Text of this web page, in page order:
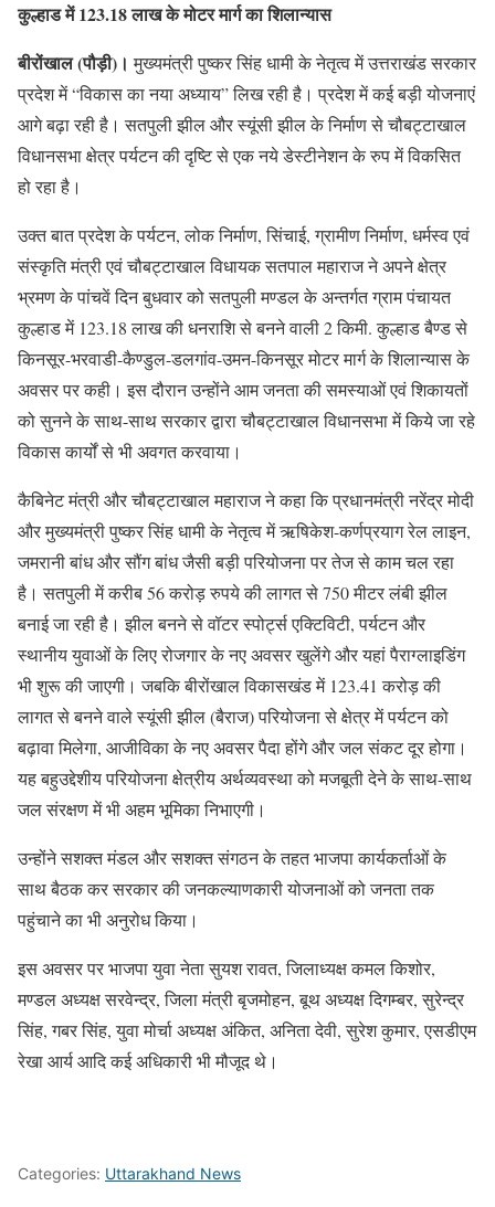
कुल्हाड में 123.18 लाख के मोटर मार्ग का शिलान्यास
बीरोंखाल (पौड़ी)। मुख्यमंत्री पुष्कर सिंह धामी के नेतृत्व में उत्तराखंड सरकार
प्रदेश में “विकास का नया अध्याय” लिख रही है। प्रदेश में कई बड़ी योजनाएं
आगे बढ़ा रही है। सतपुली झील और स्यूंसी झील के निर्माण से चौबट्टाखाल
विधानसभा क्षेत्र पर्यटन की दृष्टि से एक नये डेस्टीनेशन के रुप में विकसित
हो रहा है।
उक्त बात प्रदेश के पर्यटन, लोक निर्माण, सिंचाई, ग्रामीण निर्माण, धर्मस्व एवं
संस्कृति मंत्री एवं चौबट्टाखाल विधायक सतपाल महाराज ने अपने क्षेत्र
भ्रमण के पांचवें दिन बुधवार को सतपुली मण्डल के अन्तर्गत ग्राम पंचायत
कुल्हाड में 123.18 लाख की धनराशि से बनने वाली 2 किमी. कुल्हाड बैण्ड से
किनसूर-भरवाडी-कैण्डुल-डलगांव-उमन-किनसूर मोटर मार्ग के शिलान्यास के
अवसर पर कही। इस दौरान उन्होंने आम जनता की समस्याओं एवं शिकायतों
को सुनने के साथ-साथ सरकार द्वारा चौबट्टाखाल विधानसभा में किये जा रहे
विकास कार्यों से भी अवगत करवाया।
कैबिनेट मंत्री और चौबट्टाखाल महाराज ने कहा कि प्रधानमंत्री नरेंद्र मोदी
और मुख्यमंत्री पुष्कर सिंह धामी के नेतृत्व में ऋषिकेश-कर्णप्रयाग रेल लाइन,
जमरानी बांध और सौंग बांध जैसी बड़ी परियोजना पर तेज से काम चल रहा
है। सतपुली में करीब 56 करोड़ रुपये की लागत से 750 मीटर लंबी झील
बनाई जा रही है। झील बनने से वॉटर स्पोर्ट्स एक्टिविटी, पर्यटन और
स्थानीय युवाओं के लिए रोजगार के नए अवसर खुलेंगे और यहां पैराग्लाइडिंग
भी शुरू की जाएगी। जबकि बीरोंखाल विकासखंड में 123.41 करोड़ की
लागत से बनने वाले स्यूंसी झील (बैराज) परियोजना से क्षेत्र में पर्यटन को
बढ़ावा मिलेगा, आजीविका के नए अवसर पैदा होंगे और जल संकट दूर होगा।
यह बहुउद्देशीय परियोजना क्षेत्रीय अर्थव्यवस्था को मजबूती देने के साथ-साथ
जल संरक्षण में भी अहम भूमिका निभाएगी।
उन्होंने सशक्त मंडल और सशक्त संगठन के तहत भाजपा कार्यकर्ताओं के
साथ बैठक कर सरकार की जनकल्याणकारी योजनाओं को जनता तक
पहुंचाने का भी अनुरोध किया।
इस अवसर पर भाजपा युवा नेता सुयश रावत, जिलाध्यक्ष कमल किशोर,
मण्डल अध्यक्ष सरवेन्द्र, जिला मंत्री बृजमोहन, बूथ अध्यक्ष दिगम्बर, सुरेन्द्र
सिंह, गबर सिंह, युवा मोर्चा अध्यक्ष अंकित, अनिता देवी, सुरेश कुमार, एसडीएम
रेखा आर्य आदि कई अधिकारी भी मौजूद थे।
Categories: Uttarakhand News